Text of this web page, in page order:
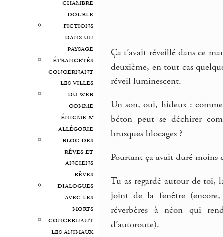
chambre
double
fictions
dans un
paysage
étrangetés
concernant
les villes
du web
comme
énigme &
allégorie
bloc des
rêves et
anciens
rêves
dialogues
avec les
morts
concernant
les animaux
Ça t’avait réveillé dans ce
deuxième, en tout cas
réveil luminescent.
Un son, oui, hideux :
béton peut se déchirer
brusques blocages ?
Pourtant ça avait duré moins
Tu as regardé autour de toi,
joint de la fenêtre (encore,
réverbères à néon qui
d’autoroute).